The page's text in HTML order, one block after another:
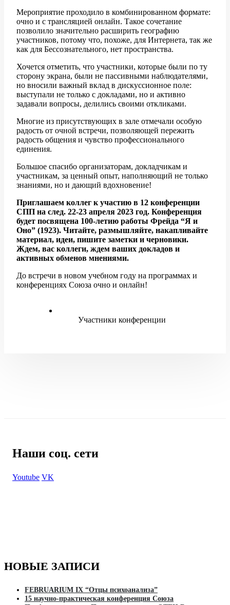
Мероприятие проходило в комбинированном формате:
очно и с трансляцией онлайн. Такое сочетание
позволило значительно расширить географию
участников, потому что, похоже, для Интернета, так же
как для Бессознательного, нет пространства.
Хочется отметить, что участники, которые были по ту
сторону экрана, были не пассивными наблюдателями,
но вносили важный вклад в дискуссионное поле:
выступали не только с докладами, но и активно
задавали вопросы, делились своими откликами.
Многие из присутствующих в зале отмечали особую
радость от очной встречи, позволяющей пережить
радость общения и чувство профессионального
единения.
Большое спасибо организаторам, докладчикам и
участникам, за ценный опыт, наполняющий не только
знаниями, но и дающий вдохновение!
Приглашаем коллег к участию в 12 конференции
СПП на след. 22-23 апреля 2023 год. Конференция
будет посвящена 100-летию работы Фрейда “Я и
Оно” (1923). Читайте, размышляйте, накапливайте
материал, идеи, пишите заметки и черновики.
Ждем, вас коллеги, ждем ваших докладов и
активных обменов мнениями.
До встречи в новом учебном году на программах и
конференциях Союза очно и онлайн!
Участники конференции
Наши соц. сети
Youtube VK
НОВЫЕ ЗАПИСИ
FEBRUARIUM IX “Отцы психоанализа”
15 научно-практическая конференция Союза